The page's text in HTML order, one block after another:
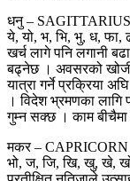
धनु – SAGITTARIUS
ये, यो, भ, भि, भु, ध, फा,
खर्च लागे पनि लगानी
बढ्नेछ । अवसरको
यात्रा गर्ने प्रक्रिया
। विदेश भ्रमणका लागि
गुम्न सक्छ । काम बीचैमा
मकर – CAPRICORN
भो, ज, जि, खि, खु, खे,